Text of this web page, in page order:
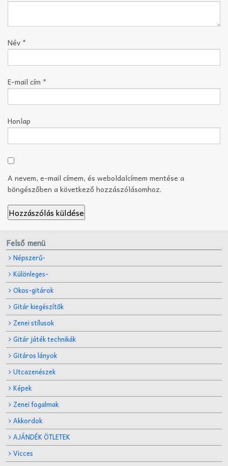
Név *
E-mail cím *
Honlap
A nevem, e-mail címem, és weboldalcímem mentése a
böngészőben a következő hozzászólásomhoz.
Felső menü
Népszerű-
Különleges-
Okos-gitárok
Gitár kiegészítők
Zenei stílusok
Gitár játék technikák
Gitáros lányok
Utcazenészek
Képek
Zenei fogalmak
Akkordok
AJÁNDÉK ÖTLETEK
Vicces